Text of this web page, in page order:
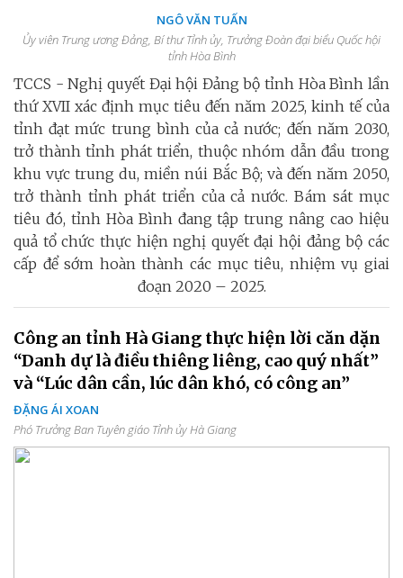
NGÔ VĂN TUẤN
Ủy viên Trung ương Đảng, Bí thư Tỉnh ủy, Trưởng Đoàn đại biểu Quốc hội
tỉnh Hòa Bình
TCCS - Nghị quyết Đại hội Đảng bộ tỉnh Hòa Bình lần
thứ XVII xác định mục tiêu đến năm 2025, kinh tế của
tỉnh đạt mức trung bình của cả nước; đến năm 2030,
trở thành tỉnh phát triển, thuộc nhóm dẫn đầu trong
khu vực trung du, miền núi Bắc Bộ; và đến năm 2050,
trở thành tỉnh phát triển của cả nước. Bám sát mục
tiêu đó, tỉnh Hòa Bình đang tập trung nâng cao hiệu
quả tổ chức thực hiện nghị quyết đại hội đảng bộ các
cấp để sớm hoàn thành các mục tiêu, nhiệm vụ giai
đoạn 2020 – 2025.
Công an tỉnh Hà Giang thực hiện lời căn dặn
“Danh dự là điều thiêng liêng, cao quý nhất”
và “Lúc dân cần, lúc dân khó, có công an”
ĐẶNG ÁI XOAN
Phó Trưởng Ban Tuyên giáo Tỉnh ủy Hà Giang